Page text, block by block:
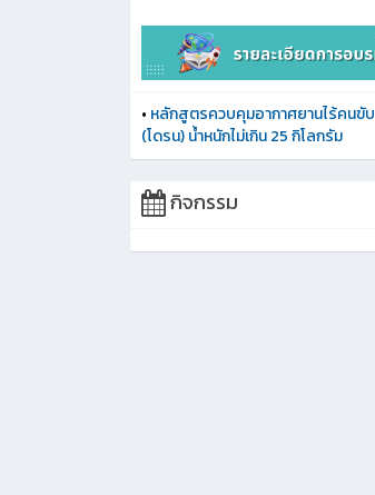
• หลักสูตรควบคุมอากาศยานไร้คนขับ
(โดรน) น้ำหนักไม่เกิน 25 กิโลกรัม
กิจกรรม